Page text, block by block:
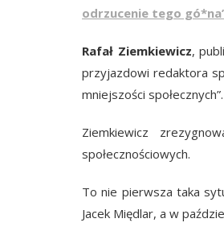
odrzucenie tego
Rafał Ziemkiewicz,
przyjazdowi redaktora
mniejszości społecznych”.
Ziemkiewicz
społecznościowych.
To nie pierwsza taka
Jacek Międlar, a w